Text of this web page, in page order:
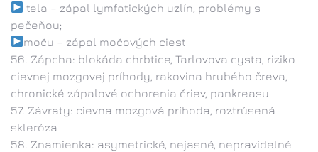
tela – zápal lymfatických uzlín, problémy s
pečeňou;
moču – zápal močových ciest
Zápcha: blokáda chrbtice, Tarlovova cysta, riziko
cievnej mozgovej príhody, rakovina hrubého čreva,
chronické zápalové ochorenia čriev, pankreasu
Závraty: cievna mozgová príhoda, roztrúsená
skleróza
Znamienka: asymetrické, nejasné, nepravidelné